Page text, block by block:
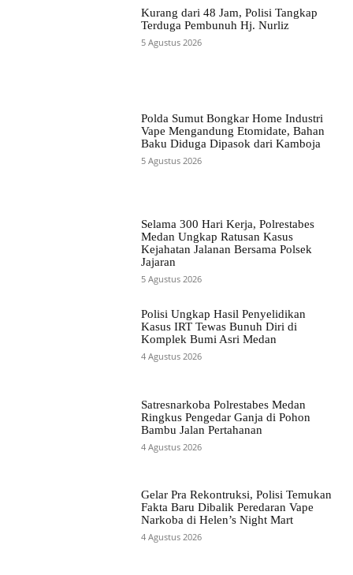
Kurang dari 48 Jam, Polisi Tangkap
Terduga Pembunuh Hj. Nurliz
5 Agustus 2026
Polda Sumut Bongkar Home Industri
Vape Mengandung Etomidate, Bahan
Baku Diduga Dipasok dari Kamboja
5 Agustus 2026
Selama 300 Hari Kerja, Polrestabes
Medan Ungkap Ratusan Kasus
Kejahatan Jalanan Bersama Polsek
Jajaran
5 Agustus 2026
Polisi Ungkap Hasil Penyelidikan
Kasus IRT Tewas Bunuh Diri di
Komplek Bumi Asri Medan
4 Agustus 2026
Satresnarkoba Polrestabes Medan
Ringkus Pengedar Ganja di Pohon
Bambu Jalan Pertahanan
4 Agustus 2026
Gelar Pra Rekontruksi, Polisi Temukan
Fakta Baru Dibalik Peredaran Vape
Narkoba di Helen’s Night Mart
4 Agustus 2026